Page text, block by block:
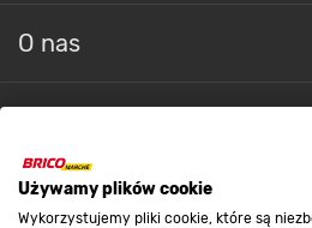
Używamy plików cookie
Wykorzystujemy pliki cookie, które są
O nas
Strefa biznesu